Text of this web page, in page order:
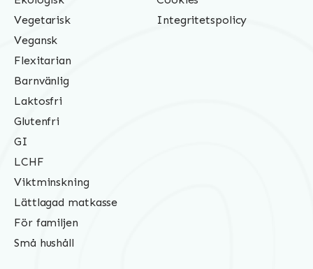
Vegetarisk
Vegansk
Flexitarian
Barnvänlig
Laktosfri
Glutenfri
GI
LCHF
Viktminskning
Lättlagad matkasse
För familjen
Små hushåll
Integritetspolicy